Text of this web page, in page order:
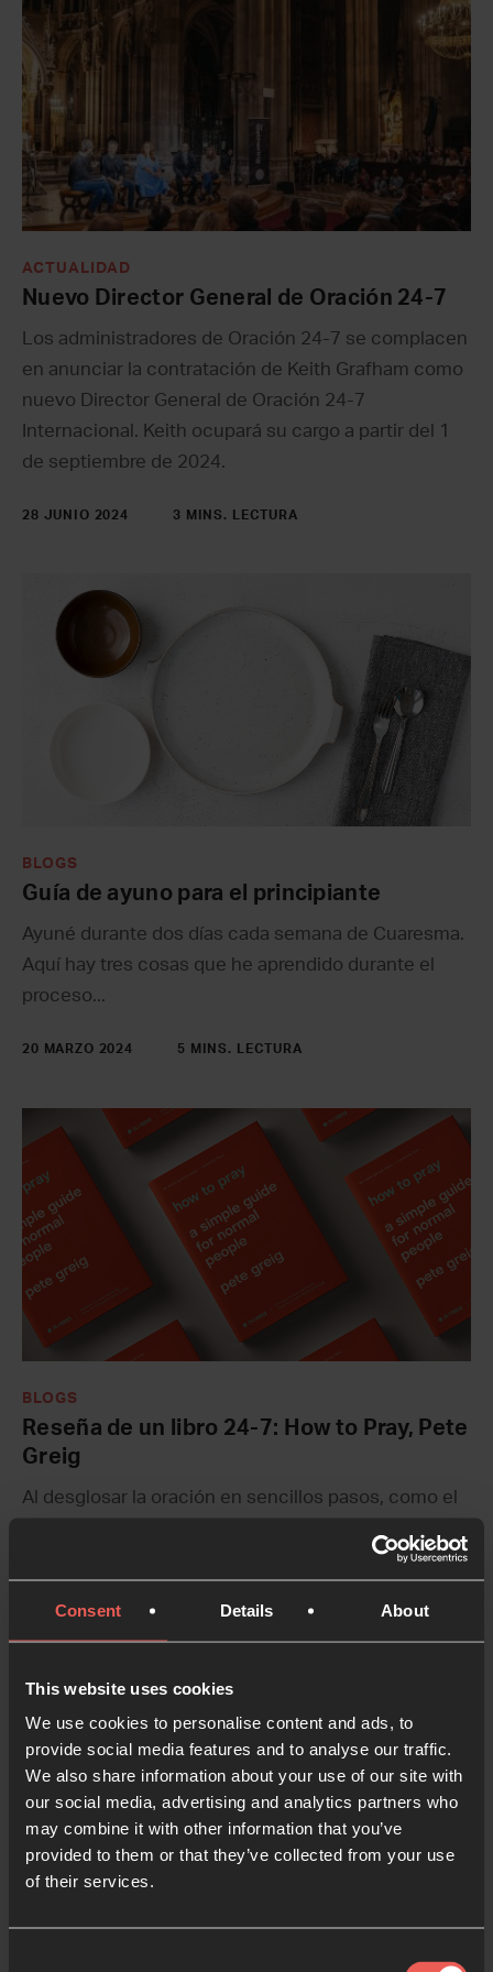
Consent Details About
This website uses cookies
We use cookies to personalise content and ads, to
provide social media features and to analyse our traffic.
We also share information about your use of our site with
our social media, advertising and analytics partners who
may combine it with other information that you’ve
provided to them or that they’ve collected from your use
of their services.
ACTUALIDAD
Nuevo Director General de Oración 24-7
Los administradores de Oración 24-7 se complacen
en anunciar la contratación de Keith Grafham como
nuevo Director General de Oración 24-7
Internacional. Keith ocupará su cargo a partir del 1
de septiembre de 2024.
28 JUNIO 2024 3 MINS. LECTURA
BLOGS
Guía de ayuno para el principiante
Ayuné durante dos días cada semana de Cuaresma.
Aquí hay tres cosas que he aprendido durante el
proceso...
20 MARZO 2024 5 MINS. LECTURA
BLOGS
Reseña de un libro 24-7: How to Pray, Pete
Greig
Al desglosar la oración en sencillos pasos, como el
desde donde nos encontremos, sin dar por sentado
humano tan natural de aprender y orar.